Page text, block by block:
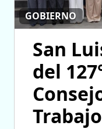
GOBIERNO
San
del
Trabajo